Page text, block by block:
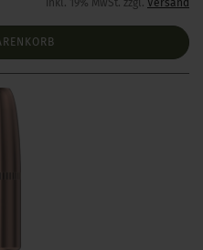
inkl. 19% MwSt. zzgl. Versand